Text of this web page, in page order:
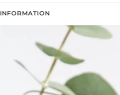
INFORMATION